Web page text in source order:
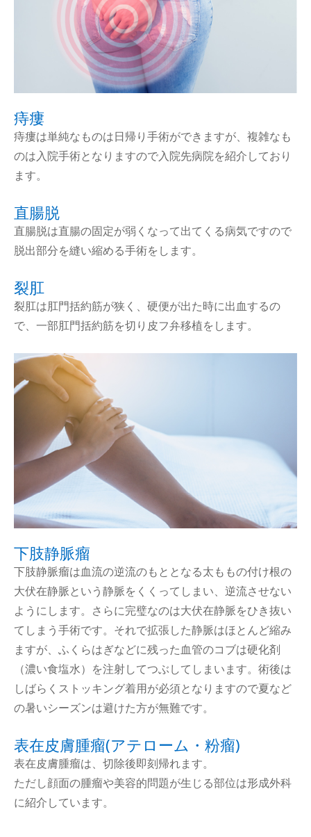
痔瘻
痔瘻は単純なものは日帰り手術ができますが、複雑なも
のは入院手術となりますので入院先病院を紹介しており
ます。
直腸脱
直腸脱は直腸の固定が弱くなって出てくる病気ですので
脱出部分を縫い縮める手術をします。
裂肛
裂肛は肛門括約筋が狭く、硬便が出た時に出血するの
で、一部肛門括約筋を切り皮フ弁移植をします。
下肢静脈瘤
下肢静脈瘤は血流の逆流のもととなる太ももの付け根の
大伏在静脈という静脈をくくってしまい、逆流させない
ようにします。さらに完璧なのは大伏在静脈をひき抜い
てしまう手術です。それで拡張した静脈はほとんど縮み
ますが、ふくらはぎなどに残った血管のコブは硬化剤
（濃い食塩水）を注射してつぶしてしまいます。術後は
しばらくストッキング着用が必須となりますので夏など
の暑いシーズンは避けた方が無難です。
表在皮膚腫瘤(アテローム・粉瘤)
表在皮膚腫瘤は、切除後即刻帰れます。
ただし顔面の腫瘤や美容的問題が生じる部位は形成外科
に紹介しています。